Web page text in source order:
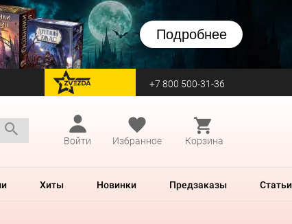
Подробнее
перейти на Zvezda +7 800 500-31-36
Войти
Избранное Корзина
Хиты Новинки Предзаказы Статьи